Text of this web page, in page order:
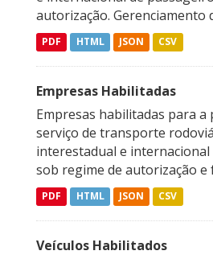
autorização. Gerenciamento
PDF HTML JSON CSV
Empresas Habilitadas
Empresas habilitadas para a
serviço de transporte
interestadual e internacional
sob regime de autorização
PDF HTML JSON CSV
Veículos Habilitados